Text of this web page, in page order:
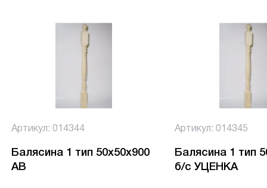
Артикул: 014344
Балясина 1 тип 50х50х900
АВ
Артикул: 014345
Балясина 1 тип
б/с УЦЕНКА